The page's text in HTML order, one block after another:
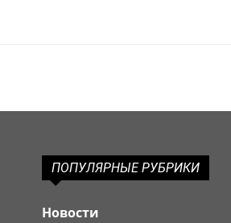
ПОПУЛЯРНЫЕ РУБРИКИ
Новости